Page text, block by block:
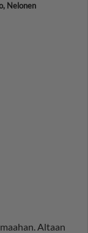
Nelonen
Altaan